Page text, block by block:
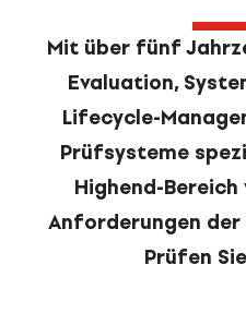
Mit über fünf
Evaluation,
Lifecycle-
Prüfsysteme
Highend-
Anforderungen der
Prüfen